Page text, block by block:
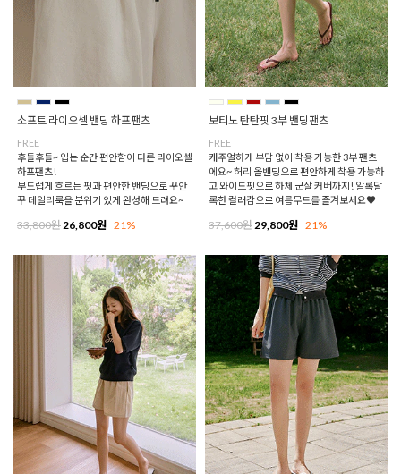
소프트 라이오셀 밴딩 하프팬츠
FREE
후들후들~ 입는 순간 편안함이 다른 라이오셀
하프팬츠!
부드럽게 흐르는 핏과 편안한 밴딩으로 꾸안
꾸 데일리룩을 분위기 있게 완성해 드려요~
33,800원 26,800원 21%
보티노 탄탄핏 3부 밴딩팬츠
FREE
캐주얼하게 부담 없이 착용 가능한 3부 팬츠
에요~ 허리 올밴딩으로 편안하게 착용 가능하
고 와이드핏으로 하체 군살 커버까지! 알록달
록한 컬러감으로 여름무드를 즐겨보세요♥
37,600원 29,800원 21%